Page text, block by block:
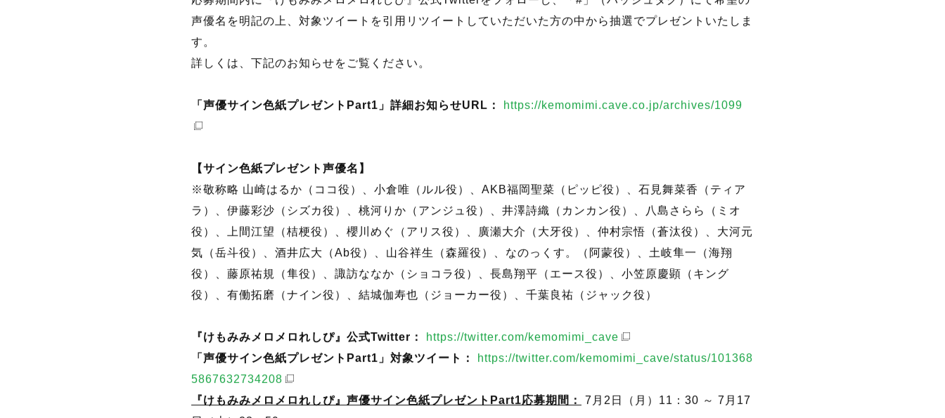
■『けもみみメロメロれしぴ』声優サイン色紙プレゼントPart1
応募期間内に『けもみみメロメロれしぴ』公式Twitterをフォローし、「#」（ハッシュタグ）にて希望の
声優名を明記の上、対象ツイートを引用リツイートしていただいた方の中から抽選でプレゼントいたしま
詳しくは、下記のお知らせをご覧ください。
【サイン色紙プレゼント声優名】
※敬称略 山崎はるか（ココ役）、小倉唯（ルル役）、AKB福岡聖菜（ピッピ役）、石見舞菜香（ティア
ラ）、伊藤彩沙（シズカ役）、桃河りか（アンジュ役）、井澤詩織（カンカン役）、八島さらら（ミオ
役）、上間江望（桔梗役）、櫻川めぐ（アリス役）、廣瀬大介（大牙役）、仲村宗悟（蒼汰役）、大河元
気（岳斗役）、酒井広大（Ab役）、山谷祥生（森羅役）、なのっくす。（阿蒙役）、土岐隼一（海翔
役）、有働拓磨（ナイン役）、結城伽寿也（ジョーカー役）、千葉良祐（ジャック役）
『けもみみメロメロれしぴ』公式Twitter：
「声優サイン色紙プレゼントPart1」対象ツイート： https://twitter.com/kemomimi_cave/status/101368